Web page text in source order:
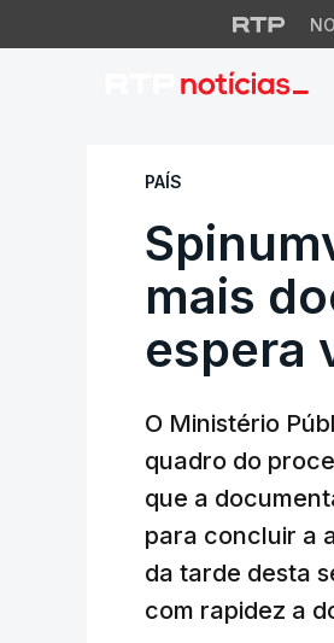
PAÍS
mais
espera
O Ministério
quadro do
que a
para concluir a
da tarde desta
com rapidez a